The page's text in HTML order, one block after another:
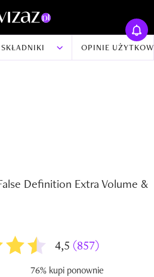
SKŁADNIKI OPINIE
Definition Extra Volume &
4,5 (857)
76% kupi ponownie